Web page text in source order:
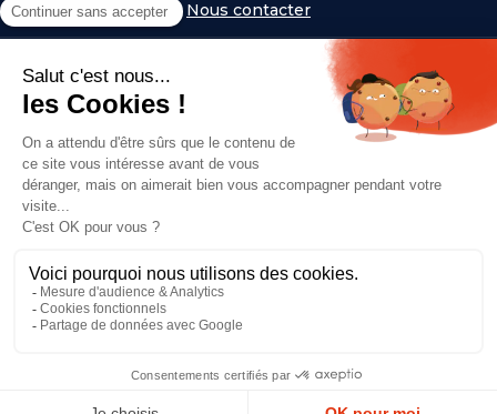
Nous contacter
NOS UNIVERS
- Serem
- Lifetime
- Mottez
- JAD Groupe
© Copyright 2026, Top Equip' - Réalisé parAgence Off